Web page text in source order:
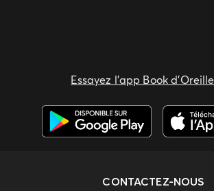
Essayez l'app Book d'Oreille
CONTACTEZ-NOUS